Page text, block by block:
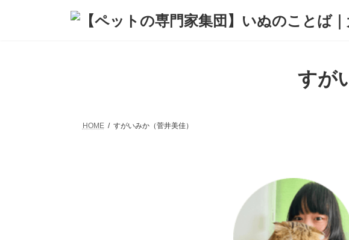
すが
HOME すがいみか（菅井美佳）